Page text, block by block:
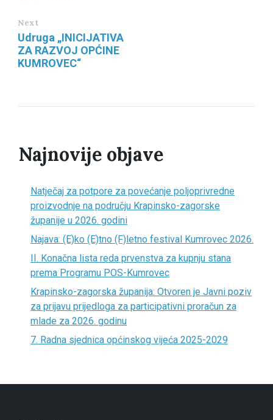
Next
Udruga „INICIJATIVA
ZA RAZVOJ OPĆINE
KUMROVEC“
Najnovije objave
Natječaj za potpore za povećanje poljoprivredne
proizvodnje na području Krapinsko-zagorske
županije u 2026. godini
Najava: (E)ko (E)tno (F)letno festival Kumrovec 2026.
II. Konačna lista reda prvenstva za kupnju stana
prema Programu POS-Kumrovec
Krapinsko-zagorska županija: Otvoren je Javni poziv
za prijavu prijedloga za participativni proračun za
mlade za 2026. godinu
7. Radna sjednica općinskog vijeća 2025-2029